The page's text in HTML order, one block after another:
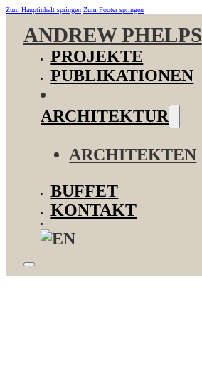
Zum Hauptinhalt springen Zum Footer springen
ANDREW PHELPS
PROJEKTE
PUBLIKATIONEN
ARCHITEKTUR
ARCHITEKTEN
BUFFET
KONTAKT